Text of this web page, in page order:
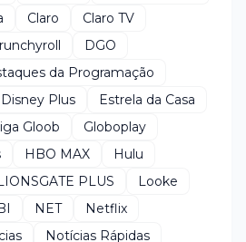
Claro
Claro TV
DGO
da Programação
Disney Plus
Estrela da Casa
Gloob
Globoplay
HBO MAX
Hulu
PLUS
Looke
NET
Netflix
Notícias Rápidas